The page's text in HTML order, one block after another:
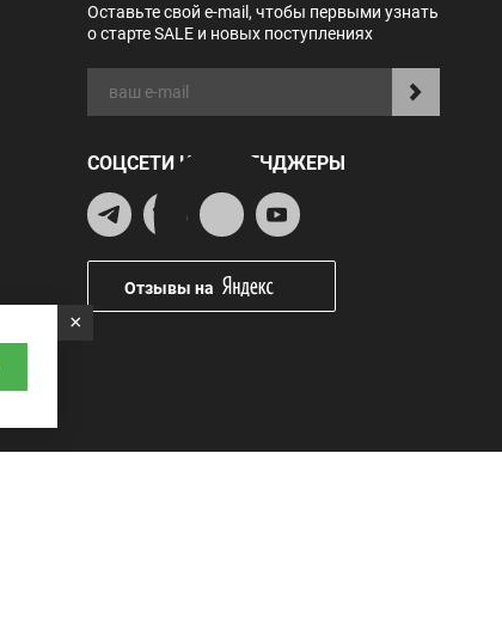
Оставьте свой e-mail, чтобы первыми узнать
о старте SALE и новых поступлениях
СОЦСЕТИ И МЕССЕНДЖЕРЫ
Отзывы на
×